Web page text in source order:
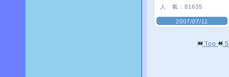
人 氣： 81635
2007/07/11
Top 5